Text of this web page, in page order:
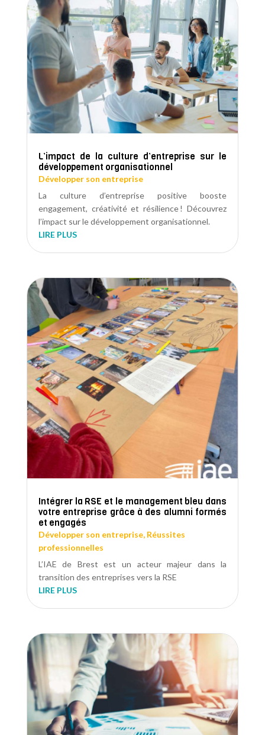
L’impact de la culture d’entreprise sur le
développement organisationnel
Développer son entreprise
La culture d’entreprise positive booste
engagement, créativité et résilience ! Découvrez
l’impact sur le développement organisationnel.
LIRE PLUS
Intégrer la RSE et le management bleu dans
votre entreprise grâce à des alumni formés
et engagés
Développer son entreprise, Réussites
professionnelles
L’IAE de Brest est un acteur majeur dans la
transition des entreprises vers la RSE
LIRE PLUS